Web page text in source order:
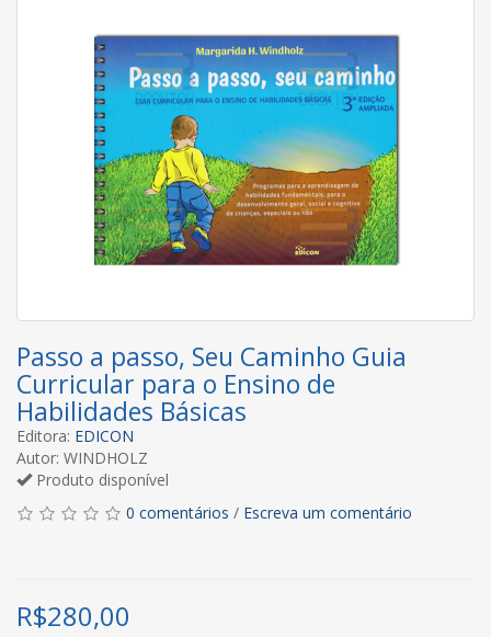
Passo a passo, Seu Caminho Guia
Curricular para o Ensino de
Habilidades Básicas
Editora: EDICON
Autor: WINDHOLZ
Produto disponível
0 comentários / Escreva um comentário
R$280,00